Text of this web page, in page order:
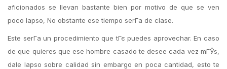
aficionados se llevan bastante bien por motivo de que se ven
poco lapso, No obstante ese tiempo serГ­a de clase.
Este serГ­a un procedimiento que tГє puedes aprovechar. En caso
de que quieres que ese hombre casado te desee cada vez mГЎs,
dale lapso sobre calidad sin embargo en poca cantidad, esto te